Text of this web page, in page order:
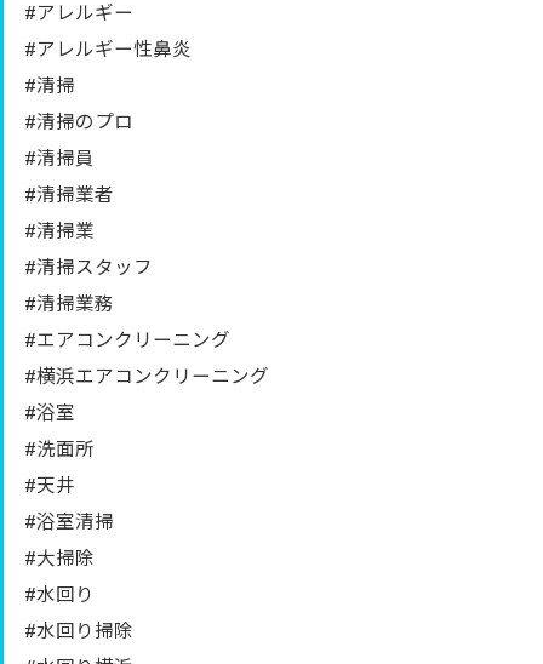
#アレルギー
#アレルギー性鼻炎
#清掃
#清掃のプロ
#清掃員
#清掃業者
#清掃業
#清掃スタッフ
#清掃業務
#エアコンクリーニング
#横浜エアコンクリーニング
#浴室
#洗面所
#天井
#浴室清掃
#大掃除
#水回り
#水回り掃除